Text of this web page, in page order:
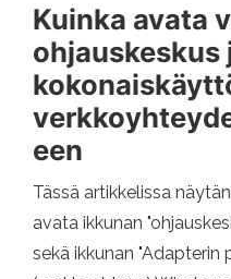
Kuinka avata
ohjauskeskus
een
Tässä artikkelissa
avata ikkunan
sekä ikkunan "Adapterin